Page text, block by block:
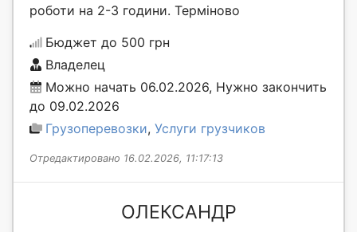
роботи на 2-3 години. Терміново
Бюджет до 500 грн
Владелец
Можно начать 06.02.2026, Нужно закончить
до 09.02.2026
Грузоперевозки, Услуги грузчиков
Отредактировано 16.02.2026, 11:17:13
ОЛЕКСАНДР